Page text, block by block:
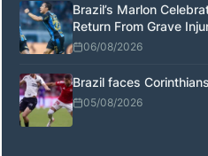
Brazil’s Marlon
Return From Grave
06/08/2026
Brazil faces
05/08/2026